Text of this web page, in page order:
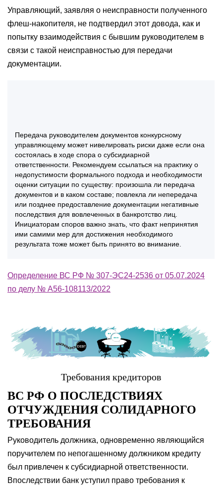
Управляющий, заявляя о неисправности полученного
флеш-накопителя, не подтвердил этот довода, как и
попытку взаимодействия с бывшим руководителем в
связи с такой неисправностью для передачи
документации.
Передача руководителем документов конкурсному
управляющему может нивелировать риски даже если она
состоялась в ходе спора о субсидиарной
ответственности. Рекомендуем ссылаться на практику о
недопустимости формального подхода и необходимости
оценки ситуации по существу: произошла ли передача
документов и в каком составе; повлекла ли непередача
или позднее предоставление документации негативные
последствия для вовлеченных в банкротство лиц.
Инициаторам споров важно знать, что факт непринятия
ими самими мер для достижения необходимого
результата тоже может быть принято во внимание.
Определение ВС РФ № 307-ЭС24-2536 от 05.07.2024
по делу № А56-108113/2022
Требования кредиторов
ВС РФ О ПОСЛЕДСТВИЯХ
ОТЧУЖДЕНИЯ СОЛИДАРНОГО
ТРЕБОВАНИЯ
Руководитель должника, одновременно являющийся
поручителем по непогашенному должником кредиту
был привлечен к субсидиарной ответственности.
Впоследствии банк уступил право требования к